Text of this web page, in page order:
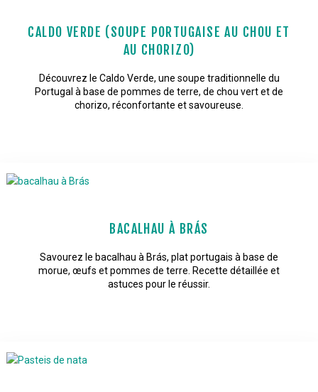
CALDO VERDE (SOUPE PORTUGAISE AU CHOU ET
AU CHORIZO)
Découvrez le Caldo Verde, une soupe traditionnelle du
Portugal à base de pommes de terre, de chou vert et de
chorizo, réconfortante et savoureuse.
BACALHAU À BRÁS
Savourez le bacalhau à Brás, plat portugais à base de
morue, œufs et pommes de terre. Recette détaillée et
astuces pour le réussir.